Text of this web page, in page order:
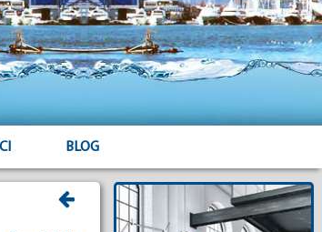
BLOG